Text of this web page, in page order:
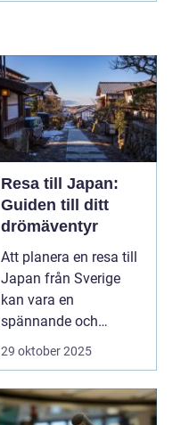
Resa till Japan:
Guiden till ditt
drömäventyr
Att planera en resa till
Japan från Sverige
kan vara en
spännande och
överväldi...
29 oktober 2025